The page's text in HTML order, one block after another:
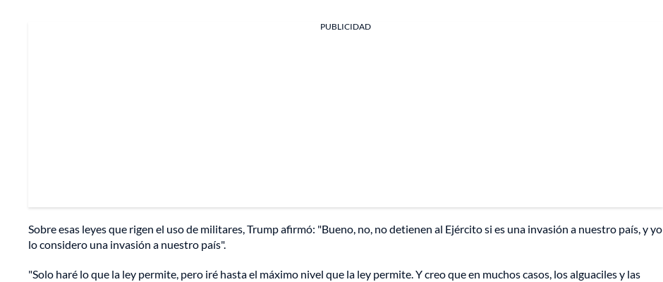
PUBLICIDAD
Sobre esas leyes que rigen el uso de militares, Trump afirmó: "Bueno, no, no detienen al Ejército si es una invasión a nuestro país, y yo
lo considero una invasión a nuestro país".
"Solo haré lo que la ley permite, pero iré hasta el máximo nivel que la ley permite. Y creo que en muchos casos, los alguaciles y las